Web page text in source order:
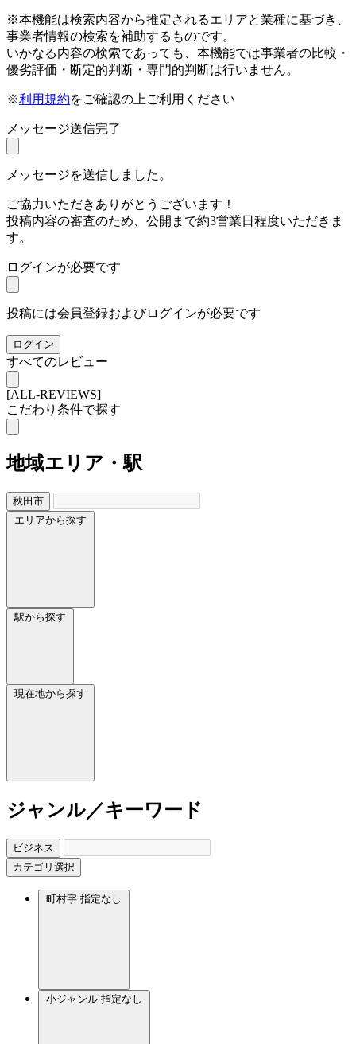
※本機能は検索内容から推定されるエリアと業種に基づき、
事業者情報の検索を補助するものです。
いかなる内容の検索であっても、本機能では事業者の比較・
優劣評価・断定的判断・専門的判断は行いません。
※利用規約をご確認の上ご利用ください
メッセージ送信完了
メッセージを送信しました。
ご協力いただきありがとうございます！
投稿内容の審査のため、公開まで約3営業日程度いただきま
す。
ログインが必要です
投稿には会員登録およびログインが必要です
ログイン
すべてのレビュー
[ALL-REVIEWS]
こだわり条件で探す
地域エリア・駅
秋田市
エリアから探す
駅から探す
現在地から探す
ジャンル／キーワード
ビジネス
カテゴリ選択
町村字 指定なし
小ジャンル 指定なし